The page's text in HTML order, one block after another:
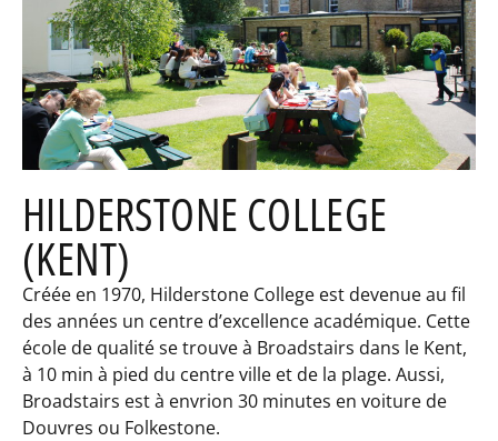
HILDERSTONE COLLEGE
(KENT)
Créée en 1970, Hilderstone College est devenue au fil
des années un centre d’excellence académique. Cette
école de qualité se trouve à Broadstairs dans le Kent,
à 10 min à pied du centre ville et de la plage. Aussi,
Broadstairs est à envrion 30 minutes en voiture de
Douvres ou Folkestone.